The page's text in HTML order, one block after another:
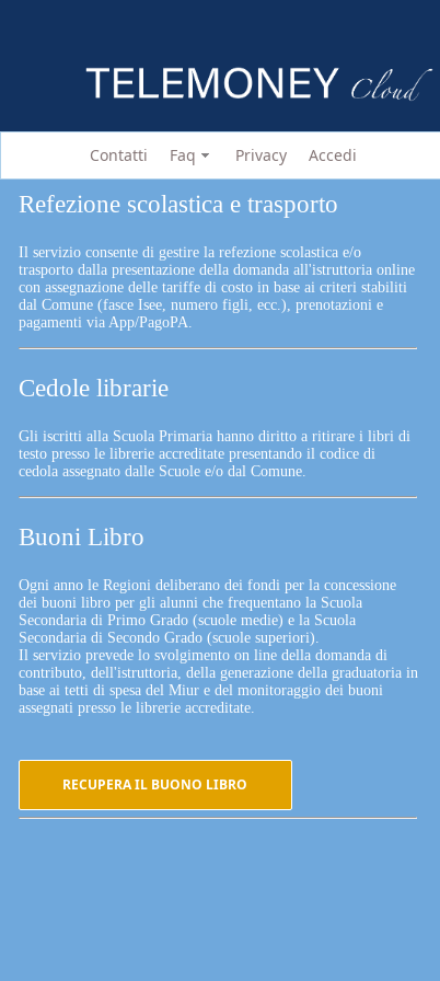
Contatti Faq Privacy Accedi
Refezione scolastica e trasporto
Il servizio consente di gestire la refezione scolastica e/o
trasporto dalla presentazione della domanda all'istruttoria online
con assegnazione delle tariffe di costo in base ai criteri stabiliti
dal Comune (fasce Isee, numero figli, ecc.), prenotazioni e
pagamenti via App/PagoPA.
Cedole librarie
Gli iscritti alla Scuola Primaria hanno diritto a ritirare i libri di
testo presso le librerie accreditate presentando il codice di
cedola assegnato dalle Scuole e/o dal Comune.
Buoni Libro
Ogni anno le Regioni deliberano dei fondi per la concessione
dei buoni libro per gli alunni che frequentano la Scuola
Secondaria di Primo Grado (scuole medie) e la Scuola
Secondaria di Secondo Grado (scuole superiori).
Il servizio prevede lo svolgimento on line della domanda di
contributo, dell'istruttoria, della generazione della graduatoria in
base ai tetti di spesa del Miur e del monitoraggio dei buoni
assegnati presso le librerie accreditate.
RECUPERA IL BUONO LIBRO